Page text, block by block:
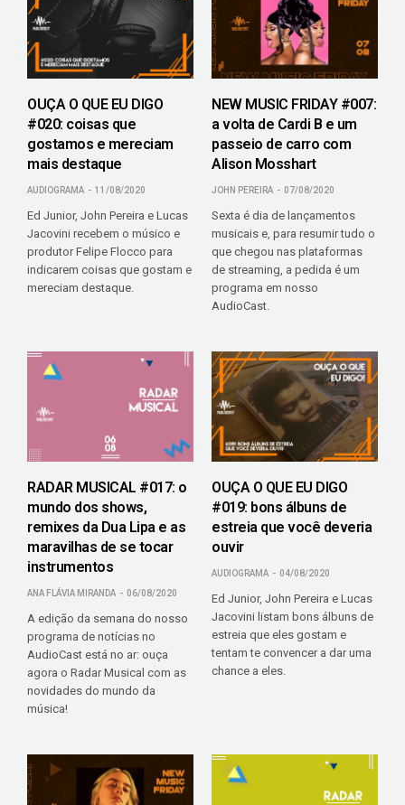
OUÇA O QUE EU DIGO
#020: coisas que
gostamos e mereciam
mais destaque
AUDIOGRAMA 11/08/2020
Ed Junior, John Pereira e Lucas
Jacovini recebem o músico e
produtor Felipe Flocco para
indicarem coisas que gostam e
mereciam destaque.
NEW MUSIC FRIDAY #007:
a volta de Cardi B e um
passeio de carro com
Alison Mosshart
JOHN PEREIRA 07/08/2020
Sexta é dia de lançamentos
musicais e, para resumir tudo o
que chegou nas plataformas
de streaming, a pedida é um
programa em nosso
AudioCast.
RADAR MUSICAL #017: o
mundo dos shows,
remixes da Dua Lipa e as
maravilhas de se tocar
instrumentos
ANA FLÁVIA MIRANDA 06/08/2020
A edição da semana do nosso
programa de notícias no
AudioCast está no ar: ouça
agora o Radar Musical com as
novidades do mundo da
música!
OUÇA O QUE EU DIGO
#019: bons álbuns de
estreia que você deveria
ouvir
AUDIOGRAMA 04/08/2020
Ed Junior, John Pereira e Lucas
Jacovini listam bons álbuns de
estreia que eles gostam e
tentam te convencer a dar uma
chance a eles.